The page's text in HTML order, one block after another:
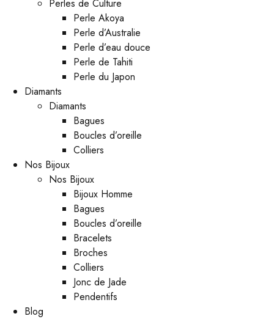
Perles de Culture
Perle Akoya
Perle d’Australie
Perle d’eau douce
Perle de Tahiti
Perle du Japon
Diamants
Diamants
Bagues
Boucles d’oreille
Colliers
Nos Bijoux
Nos Bijoux
Bijoux Homme
Bagues
Boucles d’oreille
Bracelets
Broches
Colliers
Jonc de Jade
Pendentifs
Blog